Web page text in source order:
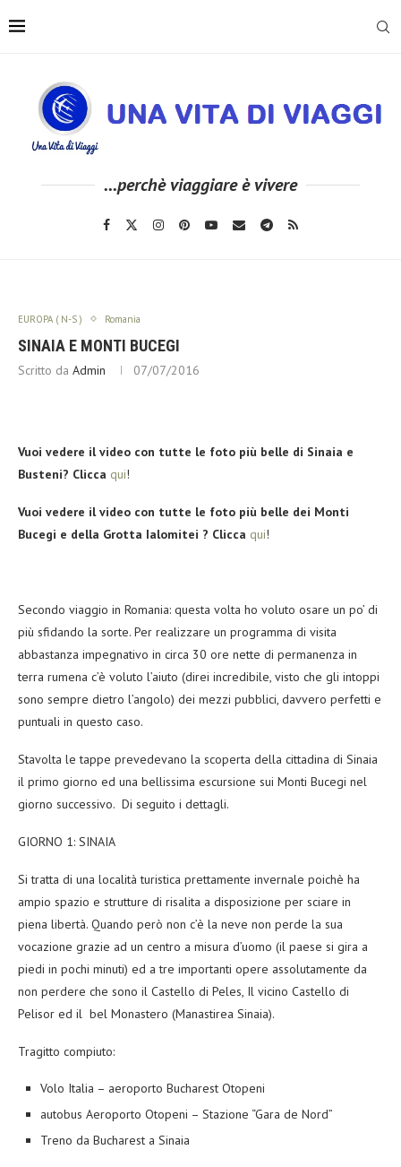
...perchè viaggiare è vivere
EUROPA ( N-S ) Romania
SINAIA E MONTI BUCEGI
Scritto da Admin 07/07/2016
Vuoi vedere il video con tutte le foto più belle di Sinaia e
Busteni? Clicca qui!
Vuoi vedere il video con tutte le foto più belle dei Monti
Bucegi e della Grotta Ialomitei ? Clicca qui!
Secondo viaggio in Romania: questa volta ho voluto osare un po’ di
più sfidando la sorte. Per realizzare un programma di visita
abbastanza impegnativo in circa 30 ore nette di permanenza in
terra rumena c’è voluto l’aiuto (direi incredibile, visto che gli intoppi
sono sempre dietro l’angolo) dei mezzi pubblici, davvero perfetti e
puntuali in questo caso.
Stavolta le tappe prevedevano la scoperta della cittadina di Sinaia
il primo giorno ed una bellissima escursione sui Monti Bucegi nel
giorno successivo. Di seguito i dettagli.
GIORNO 1: SINAIA
Si tratta di una località turistica prettamente invernale poichè ha
ampio spazio e strutture di risalita a disposizione per sciare in
piena libertà. Quando però non c’è la neve non perde la sua
vocazione grazie ad un centro a misura d’uomo (il paese si gira a
piedi in pochi minuti) ed a tre importanti opere assolutamente da
non perdere che sono il Castello di Peles, Il vicino Castello di
Pelisor ed il bel Monastero (Manastirea Sinaia).
Tragitto compiuto:
Volo Italia – aeroporto Bucharest Otopeni
autobus Aeroporto Otopeni – Stazione “Gara de Nord”
Treno da Bucharest a Sinaia